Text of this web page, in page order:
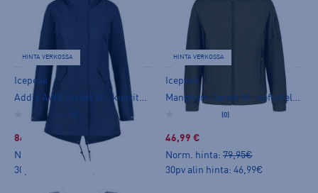
HINTA VERKOSSA
Icepeak
(0)
84,99 €
Norm. hinta:
149€
30pv alin hinta: 84,99€
HINTA VERKOSSA
Icepeak
(0)
46,99 €
Norm. hinta: 79,95€
30pv alin hinta: 46,99€